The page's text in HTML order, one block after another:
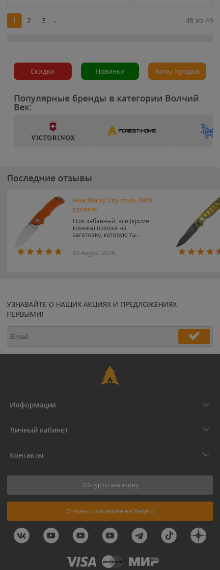
1 2 3 → 48 из 49
Скидки Новинки Хиты продаж
Популярные бренды в категории Волчий
Век:
Последние отзывы
Нож Manly City сталь S90V
рукоять...
Нож забавный, всё (кроме
клинка) похоже на
заготовку, которую ты...
10 August 2026
УЗНАВАЙТЕ О НАШИХ АКЦИЯХ И ПРЕДЛОЖЕНИЯХ
ПЕРВЫМИ!
Информация
Личный кабинет
Контакты
3D-тур по магазину
Отзывы о магазине на Яндекс